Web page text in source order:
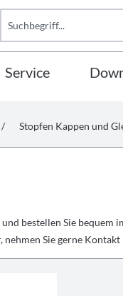
Service
/ Stopfen Kappen und
bestellen Sie bequem
Sie gerne Kontakt